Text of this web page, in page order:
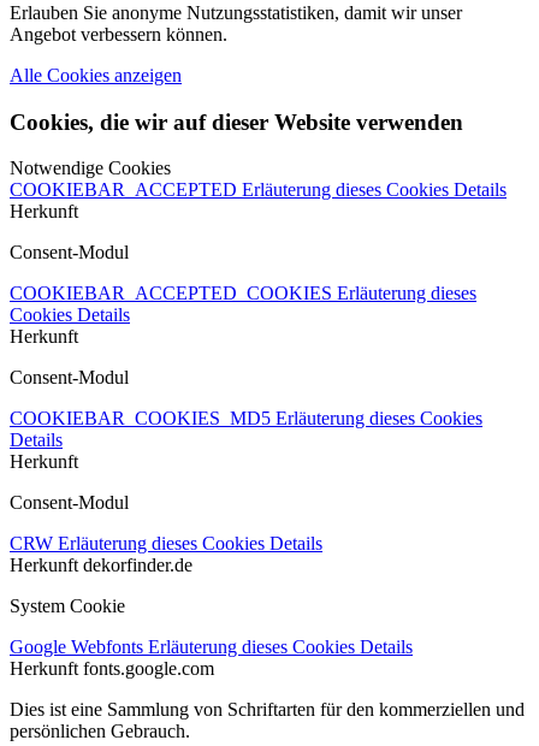
Erlauben Sie anonyme Nutzungsstatistiken, damit wir unser
Angebot verbessern können.
Alle Cookies anzeigen
Cookies, die wir auf dieser Website verwenden
Notwendige Cookies
COOKIEBAR_ACCEPTED Erläuterung dieses Cookies Details
Herkunft
Consent-Modul
COOKIEBAR_ACCEPTED_COOKIES Erläuterung dieses
Cookies Details
Herkunft
Consent-Modul
COOKIEBAR_COOKIES_MD5 Erläuterung dieses Cookies
Details
Herkunft
Consent-Modul
CRW Erläuterung dieses Cookies Details
Herkunft dekorfinder.de
System Cookie
Google Webfonts Erläuterung dieses Cookies Details
Herkunft fonts.google.com
Dies ist eine Sammlung von Schriftarten für den kommerziellen und
persönlichen Gebrauch.